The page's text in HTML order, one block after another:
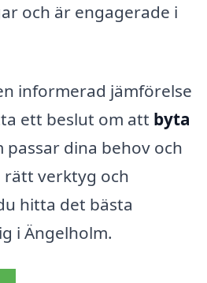
och är engagerade i
informerad jämförelse
ett beslut om att byta
passar dina behov och
rätt verktyg och
hitta det bästa
i Ängelholm.